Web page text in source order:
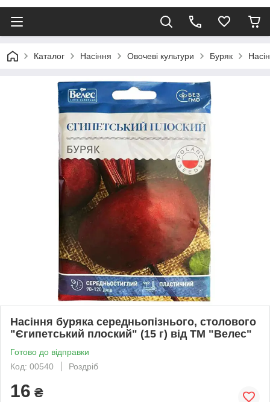
Каталог Насіння Овочеві культури Буряк
Насіння буряка середньопізнього, столового
"Єгипетський плоский" (15 г) від ТМ "Велес"
Готово до відправки
Код: 00540
Роздріб
16 ₴